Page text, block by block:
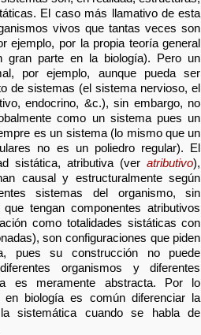
El caso más llamativo de esta
vivos que tantas veces son
ejemplo, por la propia teoría general
gran parte en la biología). Pero un
por ejemplo, aunque pueda ser
de sistemas (el sistema nervioso, el
endocrino, &c.), sin embargo, no
como un sistema pues un
es un sistema (lo mismo que un
no es un poliedro regular). El
sistática, atributiva (veratributivo),
causal y estructuralmente según
sistemas del organismo, sin
tengan componentes atributivos
como totalidades sistáticas con
son configuraciones que piden
pues su construcción no puede
organismos y diferentes
es meramente abstracta. Por lo
biología es común diferenciar la
sistemática cuando se habla de